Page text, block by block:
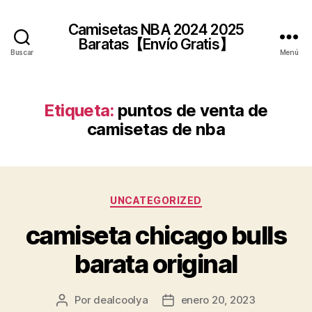
Buscar
Camisetas NBA 2024 2025
Baratas【Envío Gratis】
Menú
Etiqueta: puntos de venta de
camisetas de nba
Categorías
UNCATEGORIZED
camiseta chicago bulls
barata original
Autor
Por dealcoolya
Fechaenero 20, 2023